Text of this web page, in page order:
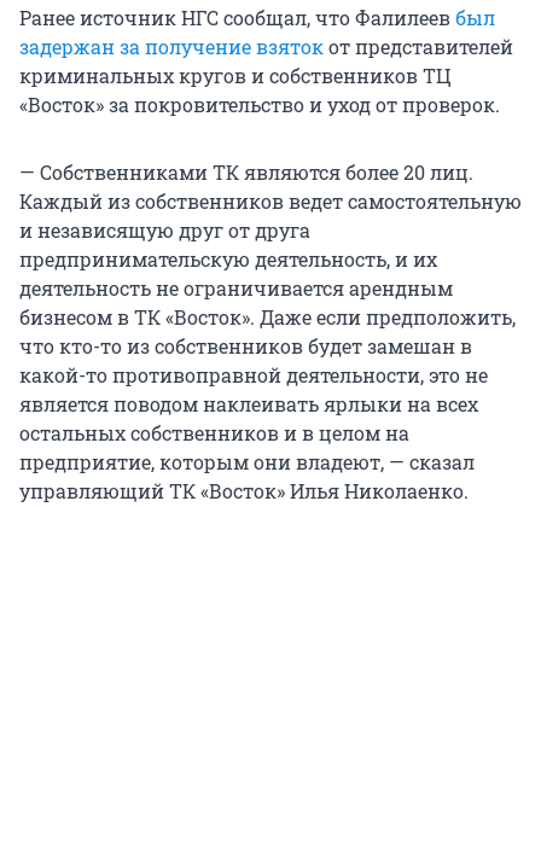
Ранее источник НГС сообщал, что Фалилеевбыл
задержан за получение взятокот представителей
криминальных кругов и собственников ТЦ
«Восток» за покровительство и уход от проверок.
— Собственниками ТК являются более 20 лиц.
Каждый из собственников ведет самостоятельную
и независящую друг от друга
предпринимательскую деятельность, и их
деятельность не ограничивается арендным
бизнесом в ТК «Восток». Даже если предположить,
что кто-то из собственников будет замешан в
какой-то противоправной деятельности, это не
является поводом наклеивать ярлыки на всех
остальных собственников и в целом на
предприятие, которым они владеют, — сказал
управляющий ТК «Восток» Илья Николаенко.